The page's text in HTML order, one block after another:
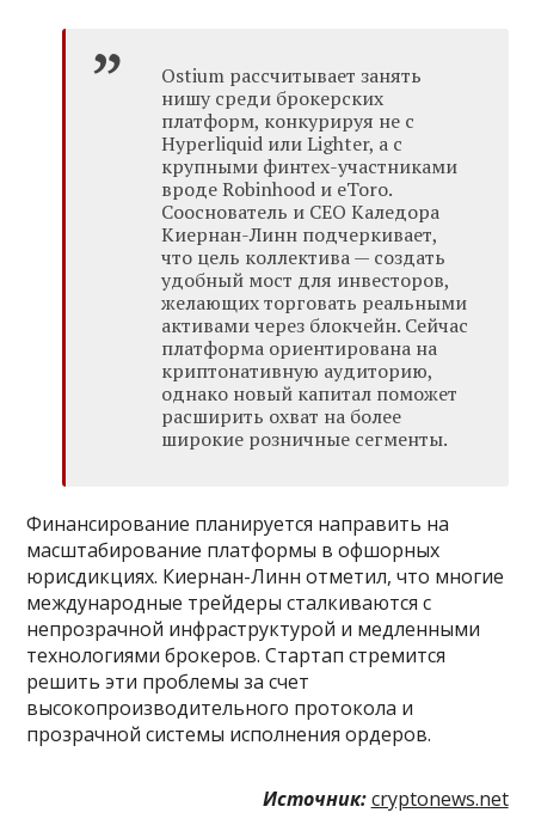
Ostium рассчитывает занять
нишу среди брокерских
платформ, конкурируя не с
Hyperliquid или Lighter, а с
крупными финтех-участниками
вроде Robinhood и eToro.
Сооснователь и CEO Каледора
Киернан-Линн подчеркивает,
что цель коллектива — создать
удобный мост для инвесторов,
желающих торговать реальными
активами через блокчейн. Сейчас
платформа ориентирована на
криптонативную аудиторию,
однако новый капитал поможет
расширить охват на более
широкие розничные сегменты.
Финансирование планируется направить на
масштабирование платформы в офшорных
юрисдикциях. Киернан-Линн отметил, что многие
международные трейдеры сталкиваются с
непрозрачной инфраструктурой и медленными
технологиями брокеров. Стартап стремится
решить эти проблемы за счет
высокопроизводительного протокола и
прозрачной системы исполнения ордеров.
Источник: cryptonews.net